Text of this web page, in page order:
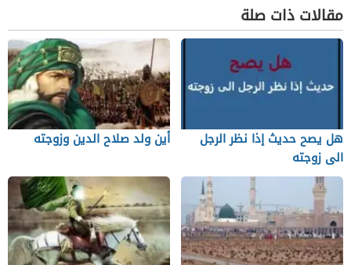
مقالات ذات صلة
هل يصح حديث إذا نظر الرجل
الى زوجته
أين ولد صلاح الدين وزوجته